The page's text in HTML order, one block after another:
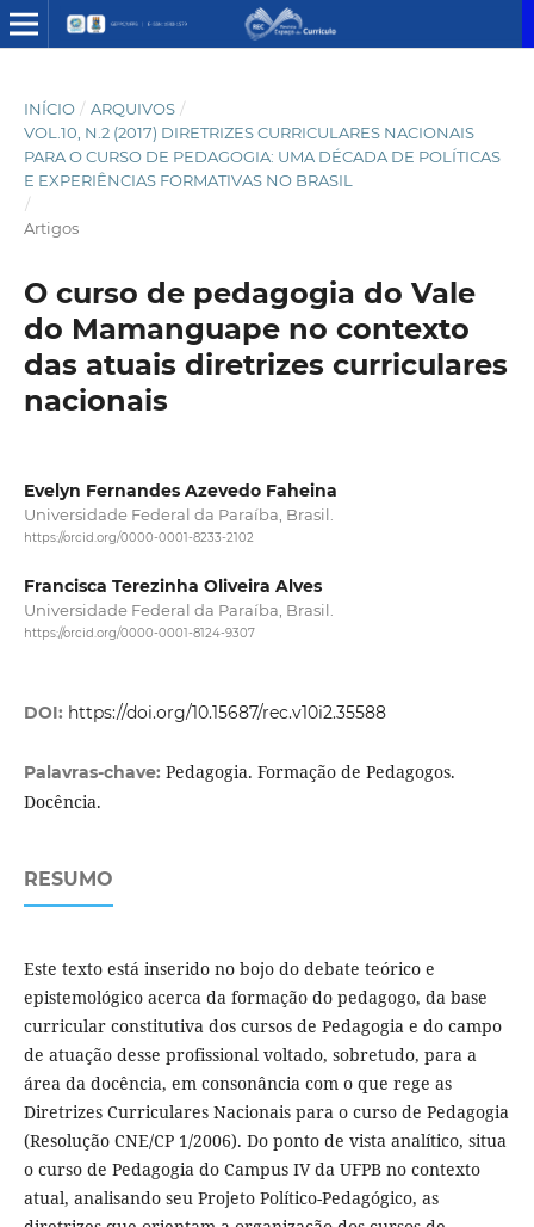
INÍCIO / ARQUIVOS /
VOL.10, N.2 (2017) DIRETRIZES CURRICULARES NACIONAIS
PARA O CURSO DE PEDAGOGIA: UMA DÉCADA DE POLÍTICAS
E EXPERIÊNCIAS FORMATIVAS NO BRASIL
/
Artigos
O curso de pedagogia do Vale
do Mamanguape no contexto
das atuais diretrizes curriculares
nacionais
Evelyn Fernandes Azevedo Faheina
Universidade Federal da Paraíba, Brasil.
https://orcid.org/0000-0001-8233-2102
Francisca Terezinha Oliveira Alves
Universidade Federal da Paraíba, Brasil.
https://orcid.org/0000-0001-8124-9307
DOI: https://doi.org/10.15687/rec.v10i2.35588
Palavras-chave: Pedagogia. Formação de Pedagogos.
Docência.
RESUMO
Este texto está inserido no bojo do debate teórico e
epistemológico acerca da formação do pedagogo, da base
curricular constitutiva dos cursos de Pedagogia e do campo
de atuação desse profissional voltado, sobretudo, para a
área da docência, em consonância com o que rege as
Diretrizes Curriculares Nacionais para o curso de Pedagogia
(Resolução CNE/CP 1/2006). Do ponto de vista analítico, situa
o curso de Pedagogia do Campus IV da UFPB no contexto
atual, analisando seu Projeto Político-Pedagógico, as